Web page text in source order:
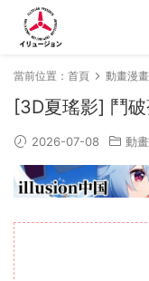
當前位置： 首頁 動畫漫畫
[3D夏瑤影] 鬥
2026-07-08 動